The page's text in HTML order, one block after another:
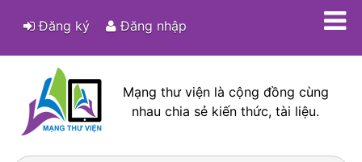
Đăng ký Đăng nhập
Mạng thư viện là cộng đồng cùng
nhau chia sẻ kiến thức, tài liệu.